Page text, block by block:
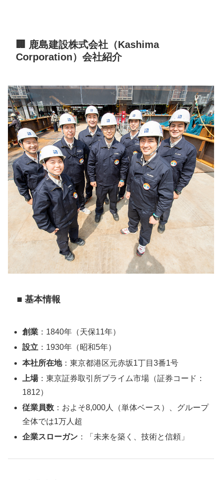
🏢 鹿島建設株式会社（Kashima
Corporation）会社紹介
■ 基本情報
創業 ：1840年（天保11年）
設立 ：1930年（昭和5年）
本社所在地：東京都港区元赤坂1丁目3番1号
上場：東京証券取引所プライム市場（証券コード：
1812）
従業員数 ：およそ8,000人（単体ベース）、グループ
全体では1万人超
企業スローガン ：「未来を築く、技術と信頼」